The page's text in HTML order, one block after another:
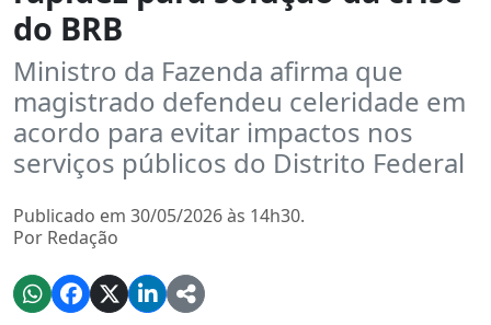
do BRB
Ministro da Fazenda afirma que
magistrado defendeu celeridade em
acordo para evitar impactos nos
serviços públicos do Distrito Federal
Publicado em 30/05/2026 às 14h30.
Por Redação